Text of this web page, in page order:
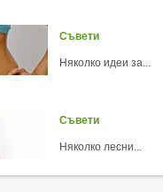
Съвети
Няколко идеи за...
Съвети
Няколко лесни...